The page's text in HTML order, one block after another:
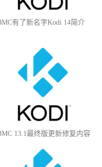
有了新名字Kodi 14简介
13.1最终版更新修复内容